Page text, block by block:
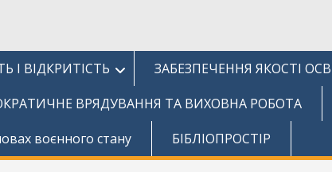
І ВІДКРИТІСТЬ ЗАБЕЗПЕЧЕННЯ ЯКОСТІ
ВРЯДУВАННЯ ТА ВИХОВНА РОБОТА
воєнного стану БІБЛІОПРОСТІР